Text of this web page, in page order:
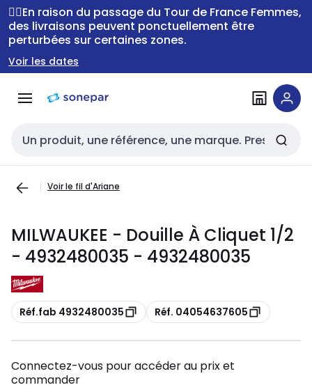
Passer à la
navigation
Passer
au
contenu
🚴‍♂️En raison du passage du Tour de France Femmes,
des livraisons peuvent ponctuellement être
perturbées sur certaines zones.
Voir les dates
Entrée de recherche
Voir le fil d'Ariane
MILWAUKEE - Douille À Cliquet 1/2
- 4932480035 - 4932480035
Copie
Réf.fab 4932480035 Copie
Réf. 04054637605
Connectez-vous pour accéder au prix et
commander